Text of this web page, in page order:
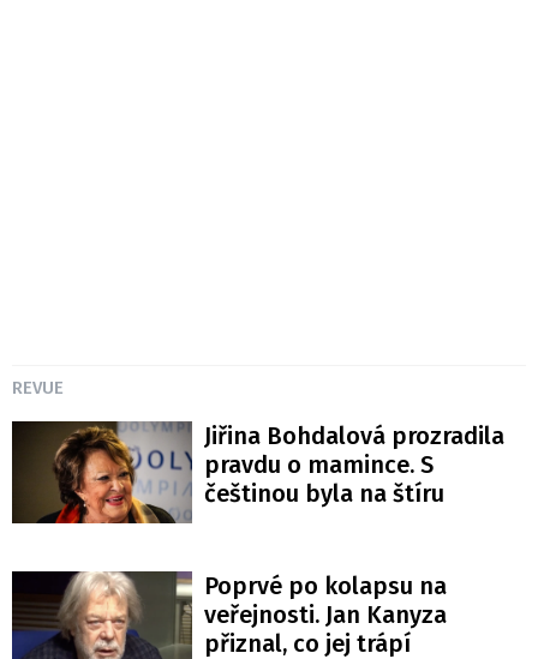
REVUE
Jiřina Bohdalová prozradila
pravdu o mamince. S
češtinou byla na štíru
Poprvé po kolapsu na
veřejnosti. Jan Kanyza
přiznal, co jej trápí